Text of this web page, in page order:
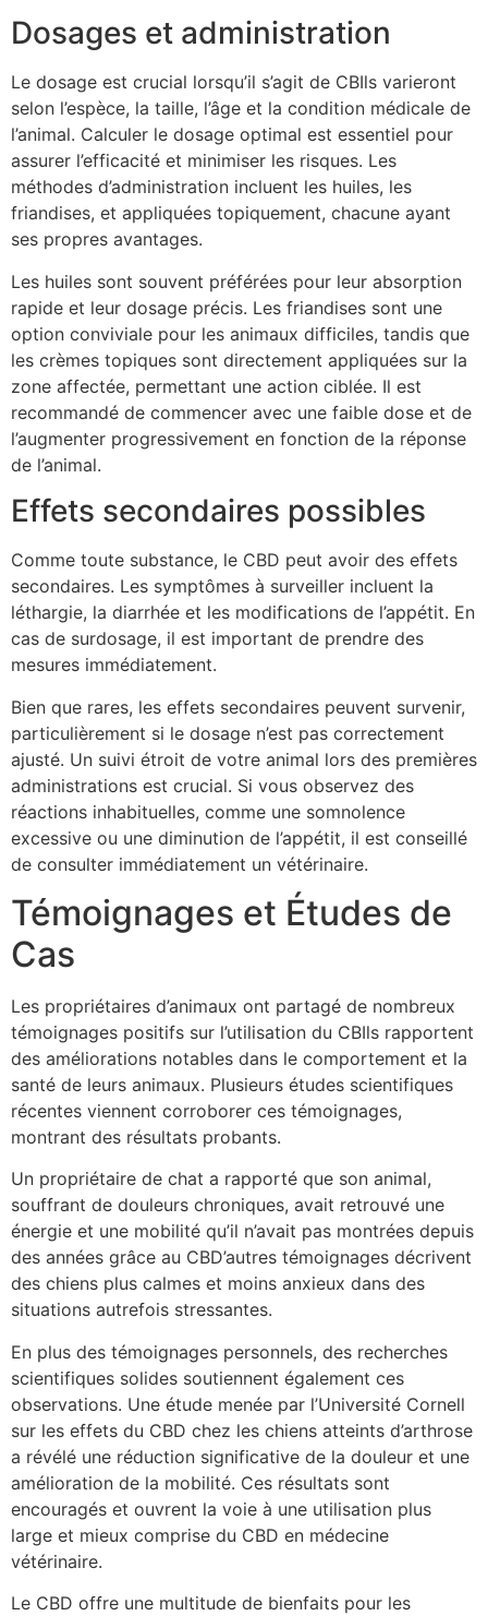
Dosages et administration
Le dosage est crucial lorsqu’il s’agit de CBIls varieront
selon l’espèce, la taille, l’âge et la condition médicale de
l’animal. Calculer le dosage optimal est essentiel pour
assurer l’efficacité et minimiser les risques. Les
méthodes d’administration incluent les huiles, les
friandises, et appliquées topiquement, chacune ayant
ses propres avantages.
Les huiles sont souvent préférées pour leur absorption
rapide et leur dosage précis. Les friandises sont une
option conviviale pour les animaux difficiles, tandis que
les crèmes topiques sont directement appliquées sur la
zone affectée, permettant une action ciblée. Il est
recommandé de commencer avec une faible dose et de
l’augmenter progressivement en fonction de la réponse
de l’animal.
Effets secondaires possibles
Comme toute substance, le CBD peut avoir des effets
secondaires. Les symptômes à surveiller incluent la
léthargie, la diarrhée et les modifications de l’appétit. En
cas de surdosage, il est important de prendre des
mesures immédiatement.
Bien que rares, les effets secondaires peuvent survenir,
particulièrement si le dosage n’est pas correctement
ajusté. Un suivi étroit de votre animal lors des premières
administrations est crucial. Si vous observez des
réactions inhabituelles, comme une somnolence
excessive ou une diminution de l’appétit, il est conseillé
de consulter immédiatement un vétérinaire.
Témoignages et Études de
Cas
Les propriétaires d’animaux ont partagé de nombreux
témoignages positifs sur l’utilisation du CBIls rapportent
des améliorations notables dans le comportement et la
santé de leurs animaux. Plusieurs études scientifiques
récentes viennent corroborer ces témoignages,
montrant des résultats probants.
Un propriétaire de chat a rapporté que son animal,
souffrant de douleurs chroniques, avait retrouvé une
énergie et une mobilité qu’il n’avait pas montrées depuis
des années grâce au CBD’autres témoignages décrivent
des chiens plus calmes et moins anxieux dans des
situations autrefois stressantes.
En plus des témoignages personnels, des recherches
scientifiques solides soutiennent également ces
observations. Une étude menée par l’Université Cornell
sur les effets du CBD chez les chiens atteints d’arthrose
a révélé une réduction significative de la douleur et une
amélioration de la mobilité. Ces résultats sont
encouragés et ouvrent la voie à une utilisation plus
large et mieux comprise du CBD en médecine
vétérinaire.
Le CBD offre une multitude de bienfaits pour les